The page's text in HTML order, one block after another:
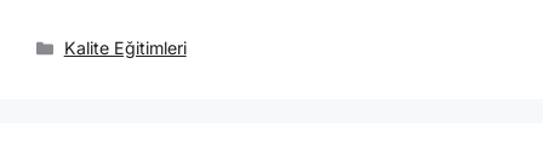
Kalite Eğitimleri